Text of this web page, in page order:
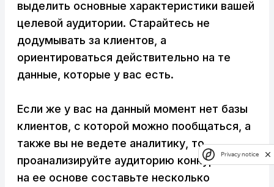
выделить основные характеристики вашей
целевой аудитории. Старайтесь не
додумывать за клиентов, а
ориентироваться действительно на те
данные, которые у вас есть.
Если же у вас на данный момент нет базы
клиентов, с которой можно пообщаться, а
также вы не ведете аналитику, то
проанализируйте аудиторию конкурентов и
на ее основе составьте несколько
Privacy notice